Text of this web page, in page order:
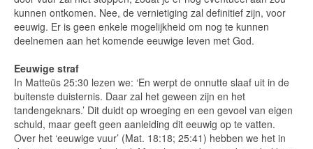
kunnen ontkomen. Nee, de vernietiging zal definitief zijn, voor
eeuwig. Er is geen enkele mogelijkheid om nog te kunnen
deelnemen aan het komende eeuwige leven met God.
Eeuwige straf
In Matteüs 25:30 lezen we: ‘En werpt de onnutte slaaf uit in de
buitenste duisternis. Daar zal het geween zijn en het
tandengeknars.’ Dit duidt op wroeging en een gevoel van eigen
schuld, maar geeft geen aanleiding dit eeuwig op te vatten.
Over het ‘eeuwige vuur’ (Mat. 18:18; 25:41) hebben we het in